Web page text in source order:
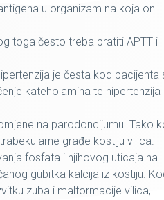
u organizam na koja on
toga često treba pratiti APTT i
je česta kod pacijenta
kateholamina te hipertenzija
na parodoncijumu. Tako
građe kostiju vilica.
fosfata i njihovog uticaja na
gubitka kalcija iz kostiju.
zuba i malformacije vilica,